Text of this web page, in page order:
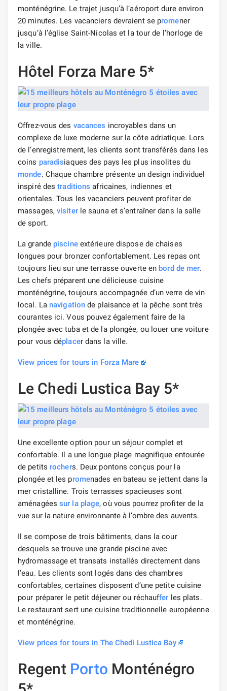
monténégrine. Le trajet jusqu’à l’aéroport dure environ
20 minutes. Les vacanciers devraient se promener
jusqu’à l’église Saint-Nicolas et la tour de l’horloge de
la ville.
Hôtel Forza Mare 5*
Offrez-vous des vacances incroyables dans un
complexe de luxe moderne sur la côte adriatique. Lors
de l’enregistrement, les clients sont transférés dans les
coins paradisiaques des pays les plus insolites du
monde. Chaque chambre présente un design individuel
inspiré destraditions africaines, indiennes et
orientales. Tous les vacanciers peuvent profiter de
massages, visiterle sauna et s’entraîner dans la salle
de sport.
La grande piscineextérieure dispose de chaises
longues pour bronzer confortablement. Les repas ont
toujours lieu sur une terrasse ouverte en bord de mer.
Les chefs préparent une délicieuse cuisine
monténégrine, toujours accompagnée d’un verre de vin
local. La navigation de plaisance et la pêche sont très
courantes ici. Vous pouvez également faire de la
plongée avec tuba et de la plongée, ou louer une voiture
pour vous déplacer dans la ville.
View prices for tours in Forza Mare
Le Chedi Lustica Bay 5*
Une excellente option pour un séjour complet et
confortable. Il a une longue plage magnifique entourée
de petits rochers. Deux pontons conçus pour la
plongée et les promenades en bateau se jettent dans la
mer cristalline. Trois terrasses spacieuses sont
aménagées sur la plage, où vous pourrez profiter de la
vue sur la nature environnante à l’ombre des auvents.
Il se compose de trois bâtiments, dans la cour
desquels se trouve une grande piscine avec
hydromassage et transats installés directement dans
l’eau. Les clients sont logés dans des chambres
confortables, certaines disposent d’une petite cuisine
pour préparer le petit déjeuner ou réchauffer les plats.
Le restaurant sert une cuisine traditionnelle européenne
et monténégrine.
View prices for tours in The Chedi Lustica Bay
Regent Porto Monténégro